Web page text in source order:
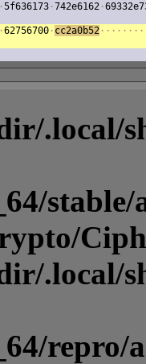
·5f636173 ·742e6162 ·
·62756700 · cc2a0b52 · · · · · · · ·
.local/
.local/
repro/